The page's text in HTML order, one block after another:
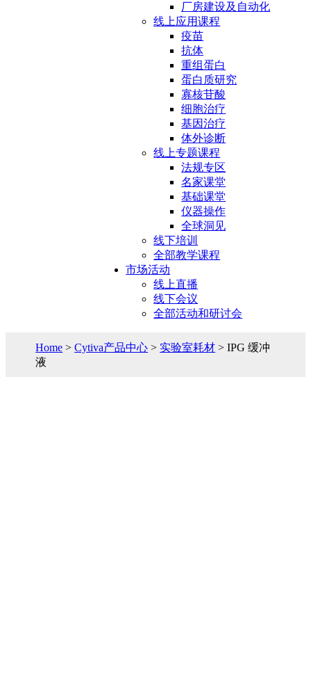
厂房建设及自动化
线上应用课程
疫苗
抗体
重组蛋白
蛋白质研究
寡核苷酸
细胞治疗
基因治疗
体外诊断
线上专题课程
法规专区
名家课堂
基础课堂
仪器操作
全球洞见
线下培训
全部教学课程
市场活动
线上直播
线下会议
全部活动和研讨会
Home >Cytiva产品中心 > 实验室耗材 > IPG 缓冲
液